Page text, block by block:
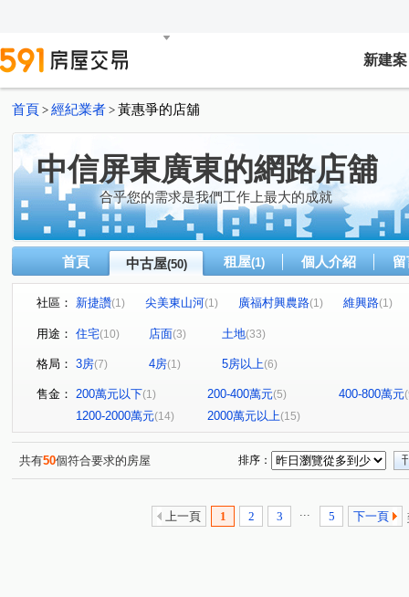
新建案
首頁 > 經紀業者 > 黃惠爭的店舖
中信屏東廣東的網路店舖
合乎您的需求是我們工作上最大的成就
首頁 中古屋(50) 租屋(1) 個人介紹
社區： 新捷讚(1) 尖美東山河(1) 廣福村興農路(1) 維興路(1)
磚寮 香潭路 忠英路 (1)
三和路 西環路 中山路(1)
林森路東四段(1) 環山路(1) 吉和段 中興路二段(1)
用途： 住宅(10) 店面(3) 土地(33)
格局： 3房(7) 4房(1) 5房以上(6)
售金： 200萬元以下(1) 200-400萬元(5) 400-800萬元
1200-2000萬元(14) 2000萬元以上(15)
共有50個符合要求的房屋 排序：
上一頁 1 2 3 ... 5 下一頁